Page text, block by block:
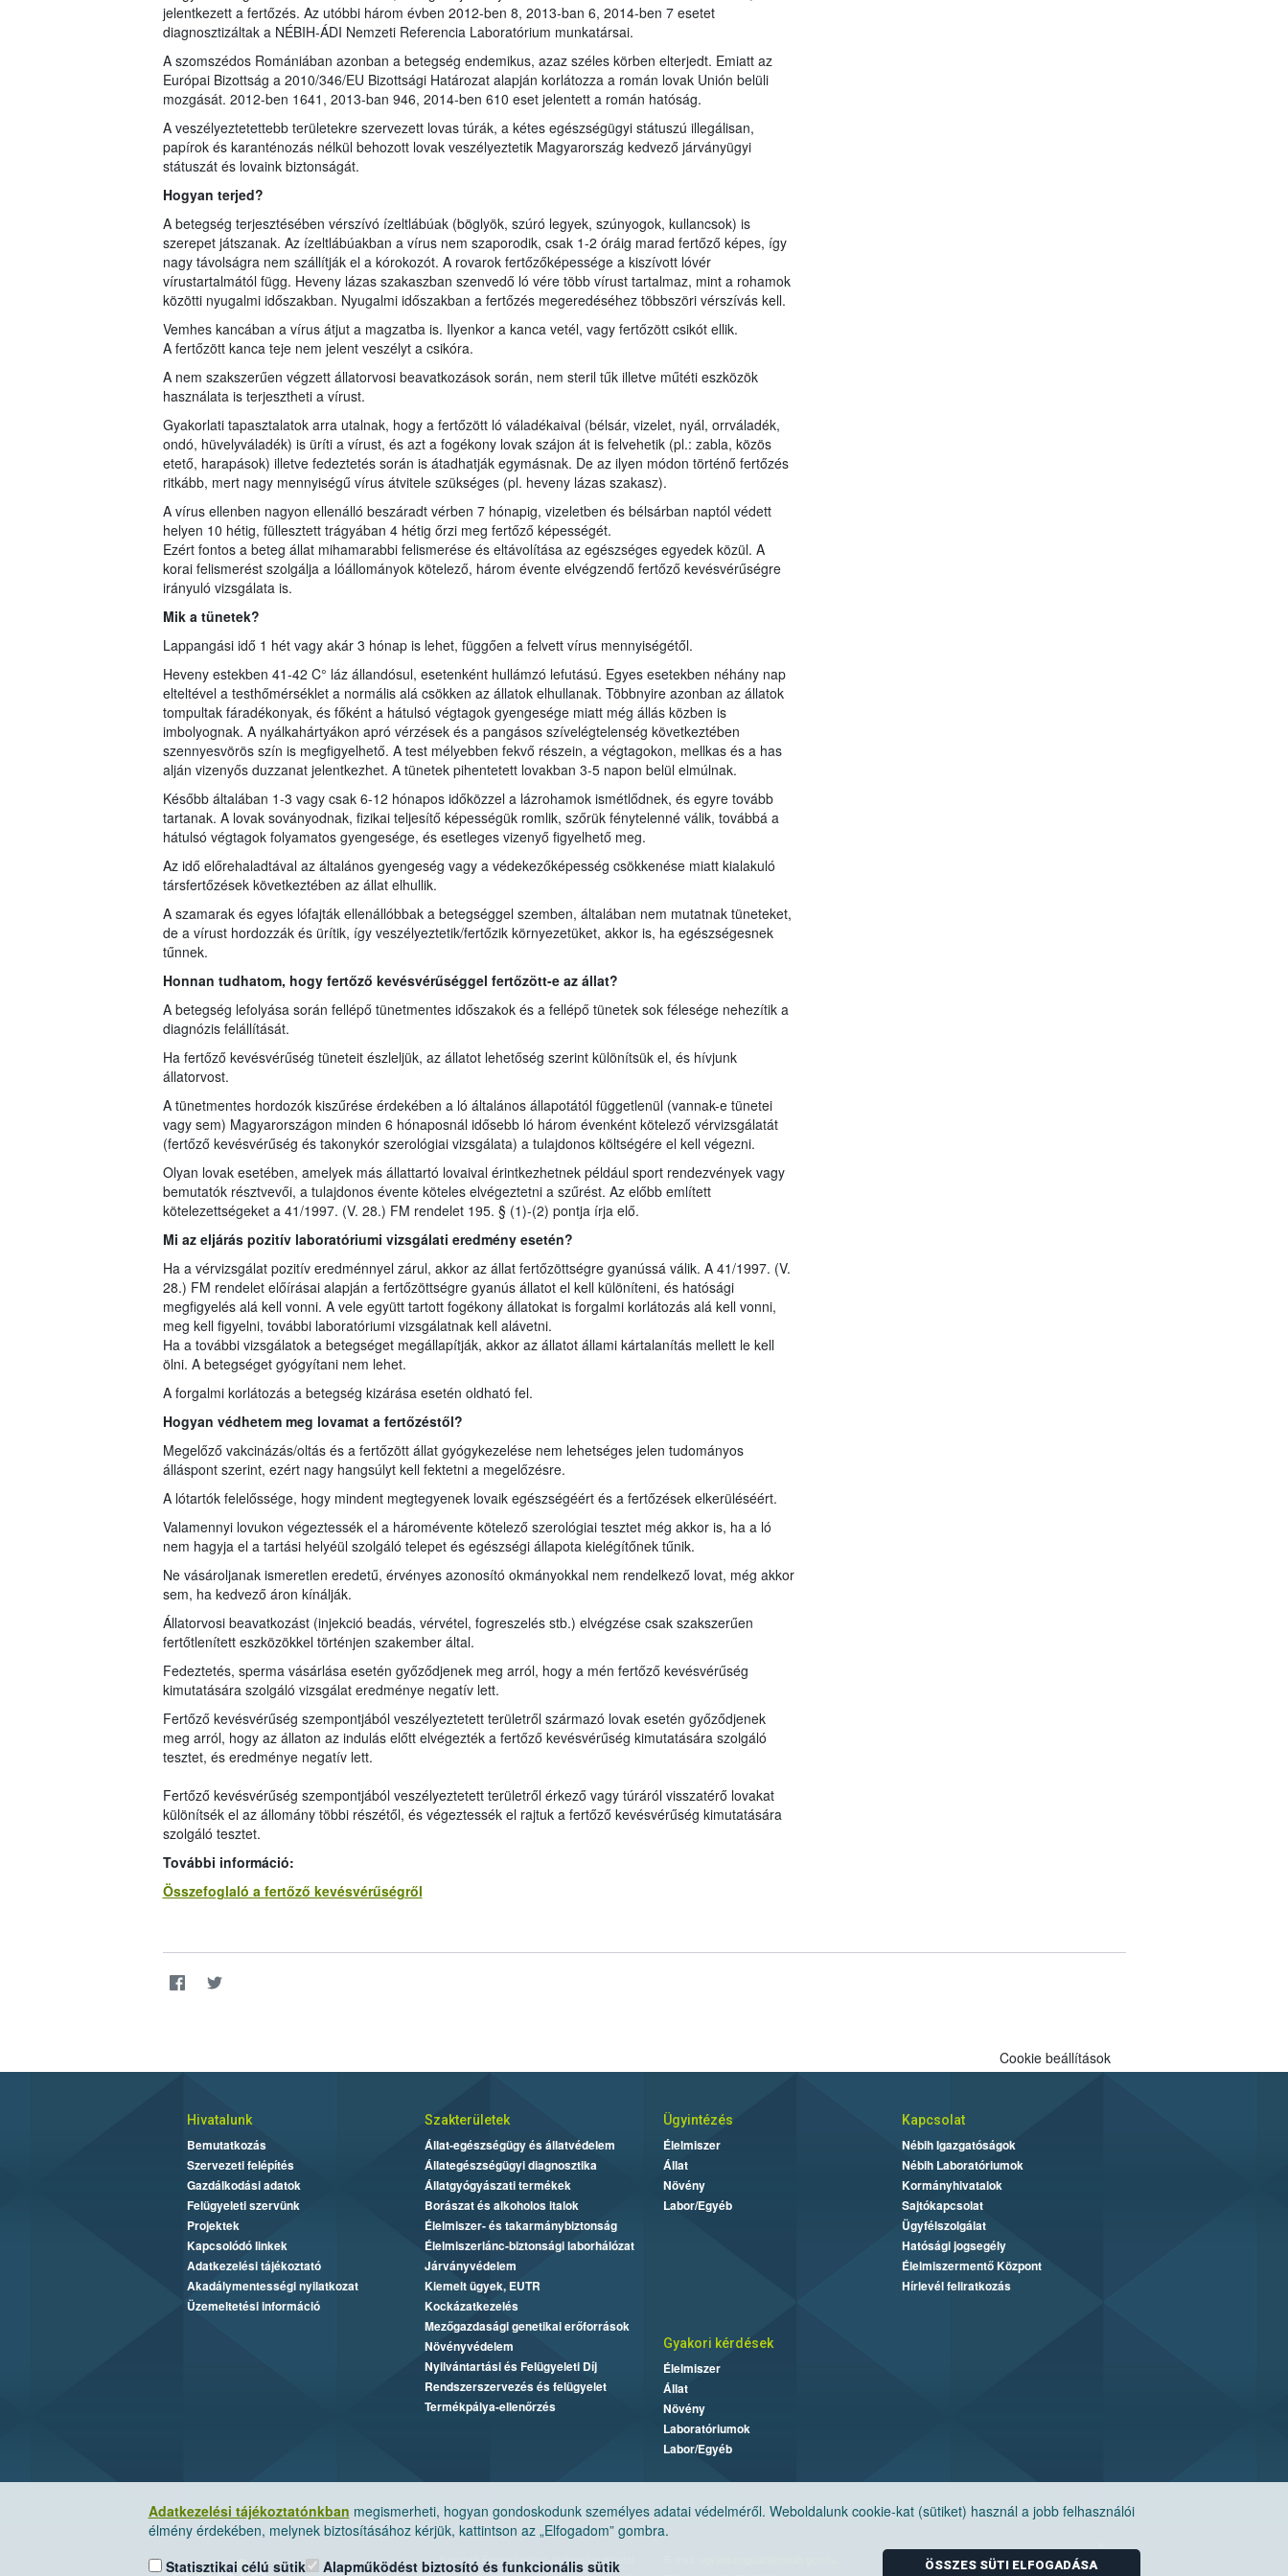
jelentkezett a fertőzés. Az utóbbi három évben 2012-ben 8, 2013-ban 6, 2014-ben 7 esetet
diagnosztizáltak a NÉBIH-ÁDI Nemzeti Referencia Laboratórium munkatársai.
A szomszédos Romániában azonban a betegség endemikus, azaz széles körben elterjedt. Emiatt az
Európai Bizottság a 2010/346/EU Bizottsági Határozat alapján korlátozza a román lovak Unión belüli
mozgását. 2012-ben 1641, 2013-ban 946, 2014-ben 610 eset jelentett a román hatóság.
A veszélyeztetettebb területekre szervezett lovas túrák, a kétes egészségügyi státuszú illegálisan,
papírok és karanténozás nélkül behozott lovak veszélyeztetik Magyarország kedvező járványügyi
státuszát és lovaink biztonságát.
Hogyan terjed?
A betegség terjesztésében vérszívó ízeltlábúak (böglyök, szúró legyek, szúnyogok, kullancsok) is
szerepet játszanak. Az ízeltlábúakban a vírus nem szaporodik, csak 1-2 óráig marad fertőző képes, így
nagy távolságra nem szállítják el a kórokozót. A rovarok fertőzőképessége a kiszívott lóvér
vírustartalmától függ. Heveny lázas szakaszban szenvedő ló vére több vírust tartalmaz, mint a rohamok
közötti nyugalmi időszakban. Nyugalmi időszakban a fertőzés megeredéséhez többszöri vérszívás kell.
Vemhes kancában a vírus átjut a magzatba is. Ilyenkor a kanca vetél, vagy fertőzött csikót ellik.
A fertőzött kanca teje nem jelent veszélyt a csikóra.
A nem szakszerűen végzett állatorvosi beavatkozások során, nem steril tűk illetve műtéti eszközök
használata is terjesztheti a vírust.
Gyakorlati tapasztalatok arra utalnak, hogy a fertőzött ló váladékaival (bélsár, vizelet, nyál, orrváladék,
ondó, hüvelyváladék) is üríti a vírust, és azt a fogékony lovak szájon át is felvehetik (pl.: zabla, közös
etető, harapások) illetve fedeztetés során is átadhatják egymásnak. De az ilyen módon történő fertőzés
ritkább, mert nagy mennyiségű vírus átvitele szükséges (pl. heveny lázas szakasz).
A vírus ellenben nagyon ellenálló beszáradt vérben 7 hónapig, vizeletben és bélsárban naptól védett
helyen 10 hétig, füllesztett trágyában 4 hétig őrzi meg fertőző képességét.
Ezért fontos a beteg állat mihamarabbi felismerése és eltávolítása az egészséges egyedek közül. A
korai felismerést szolgálja a lóállományok kötelező, három évente elvégzendő fertőző kevésvérűségre
irányuló vizsgálata is.
Mik a tünetek?
Lappangási idő 1 hét vagy akár 3 hónap is lehet, függően a felvett vírus mennyiségétől.
Heveny estekben 41-42 C° láz állandósul, esetenként hullámzó lefutású. Egyes esetekben néhány nap
elteltével a testhőmérséklet a normális alá csökken az állatok elhullanak. Többnyire azonban az állatok
tompultak fáradékonyak, és főként a hátulsó végtagok gyengesége miatt még állás közben is
imbolyognak. A nyálkahártyákon apró vérzések és a pangásos szívelégtelenség következtében
szennyesvörös szín is megfigyelhető. A test mélyebben fekvő részein, a végtagokon, mellkas és a has
alján vizenyős duzzanat jelentkezhet. A tünetek pihentetett lovakban 3-5 napon belül elmúlnak.
Később általában 1-3 vagy csak 6-12 hónapos időközzel a lázrohamok ismétlődnek, és egyre tovább
tartanak. A lovak soványodnak, fizikai teljesítő képességük romlik, szőrük fénytelenné válik, továbbá a
hátulsó végtagok folyamatos gyengesége, és esetleges vizenyő figyelhető meg.
Az idő előrehaladtával az általános gyengeség vagy a védekezőképesség csökkenése miatt kialakuló
társfertőzések következtében az állat elhullik.
A szamarak és egyes lófajták ellenállóbbak a betegséggel szemben, általában nem mutatnak tüneteket,
de a vírust hordozzák és ürítik, így veszélyeztetik/fertőzik környezetüket, akkor is, ha egészségesnek
tűnnek.
Honnan tudhatom, hogy fertőző kevésvérűséggel fertőzött-e az állat?
A betegség lefolyása során fellépő tünetmentes időszakok és a fellépő tünetek sok félesége nehezítik a
diagnózis felállítását.
Ha fertőző kevésvérűség tüneteit észleljük, az állatot lehetőség szerint különítsük el, és hívjunk
állatorvost.
A tünetmentes hordozók kiszűrése érdekében a ló általános állapotától függetlenül (vannak-e tünetei
vagy sem) Magyarországon minden 6 hónaposnál idősebb ló három évenként kötelező vérvizsgálatát
(fertőző kevésvérűség és takonykór szerológiai vizsgálata) a tulajdonos költségére el kell végezni.
Olyan lovak esetében, amelyek más állattartó lovaival érintkezhetnek például sport rendezvények vagy
bemutatók résztvevői, a tulajdonos évente köteles elvégeztetni a szűrést. Az előbb említett
kötelezettségeket a 41/1997. (V. 28.) FM rendelet 195. § (1)-(2) pontja írja elő.
Mi az eljárás pozitív laboratóriumi vizsgálati eredmény esetén?
Ha a vérvizsgálat pozitív eredménnyel zárul, akkor az állat fertőzöttségre gyanússá válik. A 41/1997. (V.
28.) FM rendelet előírásai alapján a fertőzöttségre gyanús állatot el kell különíteni, és hatósági
megfigyelés alá kell vonni. A vele együtt tartott fogékony állatokat is forgalmi korlátozás alá kell vonni,
meg kell figyelni, további laboratóriumi vizsgálatnak kell alávetni.
Ha a további vizsgálatok a betegséget megállapítják, akkor az állatot állami kártalanítás mellett le kell
ölni. A betegséget gyógyítani nem lehet.
A forgalmi korlátozás a betegség kizárása esetén oldható fel.
Hogyan védhetem meg lovamat a fertőzéstől?
Megelőző vakcinázás/oltás és a fertőzött állat gyógykezelése nem lehetséges jelen tudományos
álláspont szerint, ezért nagy hangsúlyt kell fektetni a megelőzésre.
A lótartók felelőssége, hogy mindent megtegyenek lovaik egészségéért és a fertőzések elkerüléséért.
Valamennyi lovukon végeztessék el a háromévente kötelező szerológiai tesztet még akkor is, ha a ló
nem hagyja el a tartási helyéül szolgáló telepet és egészségi állapota kielégítőnek tűnik.
Ne vásároljanak ismeretlen eredetű, érvényes azonosító okmányokkal nem rendelkező lovat, még akkor
sem, ha kedvező áron kínálják.
Állatorvosi beavatkozást (injekció beadás, vérvétel, fogreszelés stb.) elvégzése csak szakszerűen
fertőtlenített eszközökkel történjen szakember által.
Fedeztetés, sperma vásárlása esetén győződjenek meg arról, hogy a mén fertőző kevésvérűség
kimutatására szolgáló vizsgálat eredménye negatív lett.
Fertőző kevésvérűség szempontjából veszélyeztetett területről származó lovak esetén győződjenek
meg arról, hogy az állaton az indulás előtt elvégezték a fertőző kevésvérűség kimutatására szolgáló
tesztet, és eredménye negatív lett.
Fertőző kevésvérűség szempontjából veszélyeztetett területről érkező vagy túráról visszatérő lovakat
különítsék el az állomány többi részétől, és végeztessék el rajtuk a fertőző kevésvérűség kimutatására
szolgáló tesztet.
További információ:
Összefoglaló a fertőző kevésvérűségről
Adatkezelési tájékoztatónkban megismerheti, hogyan gondoskodunk személyes adatai védelméről. Weboldalunk cookie-kat (sütiket) használ a jobb felhasználói
élmény érdekében, melynek biztosításához kérjük, kattintson az „Elfogadom” gombra.
Statisztikai célú sütik
Alapműködést biztosító és funkcionális sütik ÖSSZES SÜTI ELFOGADÁSA
Cookie beállítások
Hivatalunk
Bemutatkozás
Szervezeti felépítés
Gazdálkodási adatok
Felügyeleti szervünk
Projektek
Kapcsolódó linkek
Adatkezelési tájékoztató
Akadálymentességi nyilatkozat
Üzemeltetési információ
Szakterületek
Állat-egészségügy és állatvédelem
Állategészségügyi diagnosztika
Állatgyógyászati termékek
Borászat és alkoholos italok
Élelmiszer- és takarmánybiztonság
Élelmiszerlánc-biztonsági laborhálózat
Járványvédelem
Kiemelt ügyek, EUTR
Kockázatkezelés
Mezőgazdasági genetikai erőforrások
Növényvédelem
Nyilvántartási és Felügyeleti Díj
Rendszerszervezés és felügyelet
Termékpálya-ellenőrzés
Ügyintézés
Élelmiszer
Állat
Növény
Labor/Egyéb
Kapcsolat
Nébih Igazgatóságok
Nébih Laboratóriumok
Kormányhivatalok
Sajtókapcsolat
Ügyfélszolgálat
Hatósági jogsegély
Élelmiszermentő Központ
Hírlevél feliratkozás
Gyakori kérdések
Élelmiszer
Állat
Növény
Laboratóriumok
Labor/Egyéb
Nemzeti Élelmiszerlánc-biztonsági Hivatal